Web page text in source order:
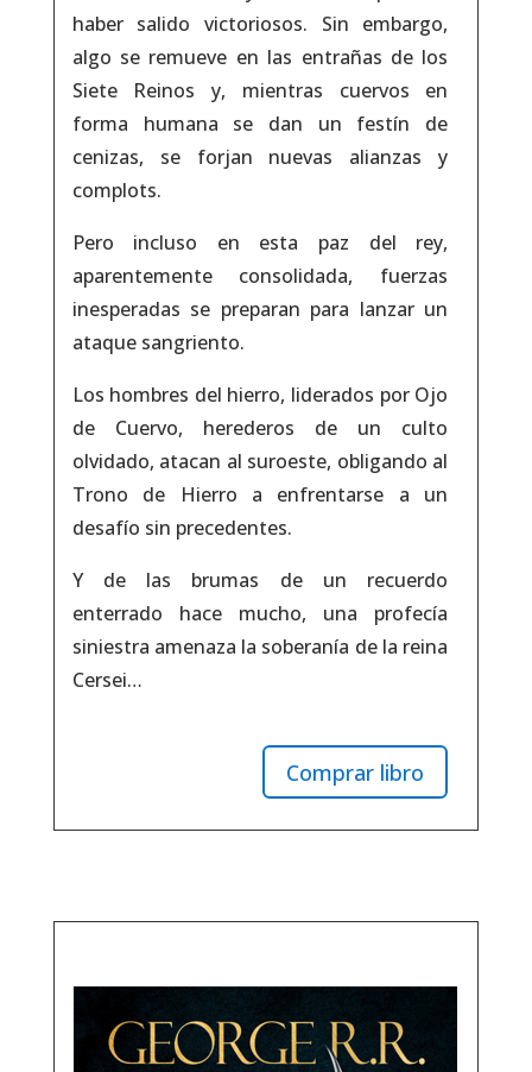
haber salido victoriosos. Sin embargo,
algo se remueve en las entrañas de los
Siete Reinos y, mientras cuervos en
forma humana se dan un festín de
cenizas, se forjan nuevas alianzas y
complots.
Pero incluso en esta paz del rey,
aparentemente consolidada, fuerzas
inesperadas se preparan para lanzar un
ataque sangriento.
Los hombres del hierro, liderados por Ojo
de Cuervo, herederos de un culto
olvidado, atacan al suroeste, obligando al
Trono de Hierro a enfrentarse a un
desafío sin precedentes.
Y de las brumas de un recuerdo
enterrado hace mucho, una profecía
siniestra amenaza la soberanía de la reina
Cersei…
Comprar libro